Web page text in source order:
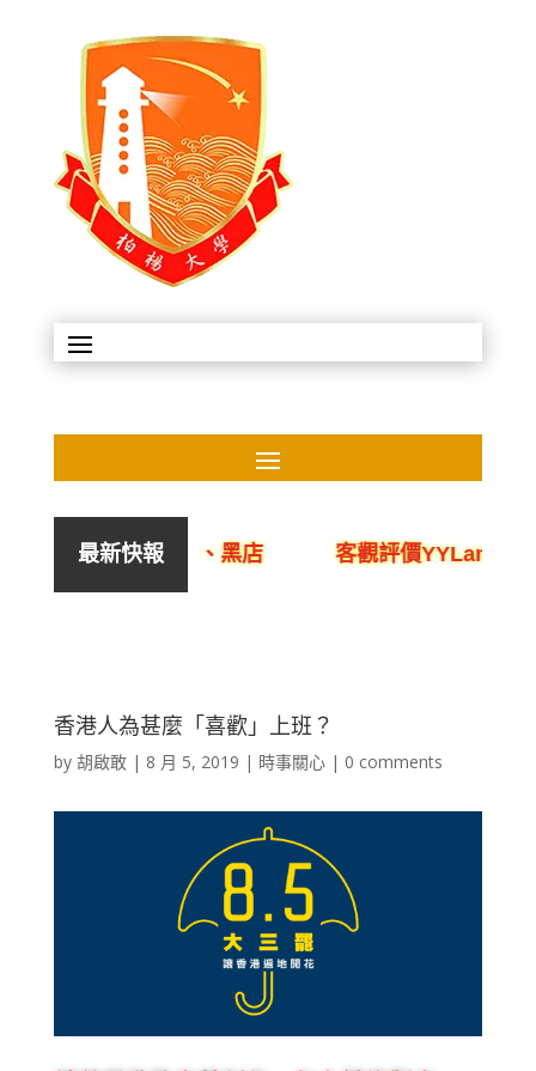
最新快報
人、騙局、黑店 客觀評價YYLam林溢欣DSE
香港人為甚麼「喜歡」上班？
by 胡啟敢| 8 月 5, 2019 | 時事關心| 0 comments